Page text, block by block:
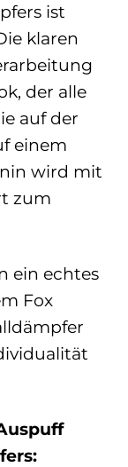
ist
klaren
der alle
auf der
einem
wird mit
zum
ein echtes
Fox